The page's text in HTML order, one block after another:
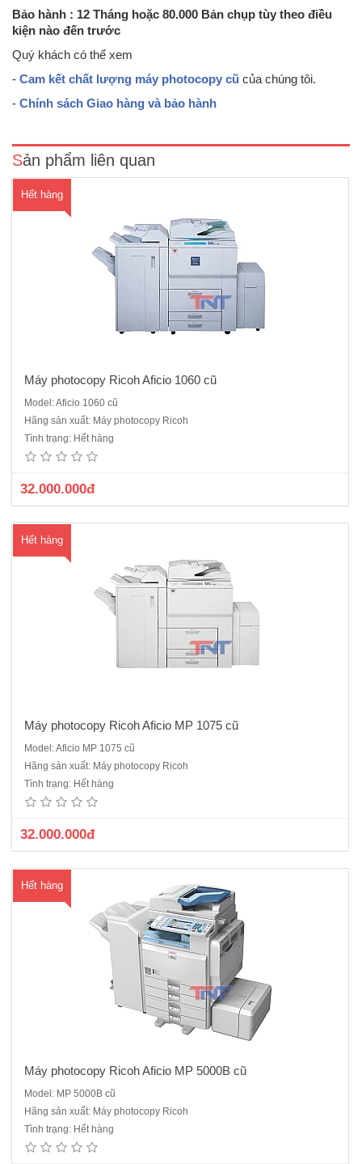
Bảo hành : 12 Tháng hoặc 80.000 Bản chụp tùy theo điều
kiện nào đến trước
Quý khách có thể xem
- Cam kết chất lượng máy photocopy cũ của chúng tôi.
- Chính sách Giao hàng và bảo hành
Sản phẩm liên quan
Hết hàng
rất cao, 60 bản/ phút. Đây dòng máy công nghiệp, có công suất lớn,
chuyên dùng cho các dịch vụ photocopy và những công ty có số
Máy photocopy Ricoh Aficio 1060 cũ
Model: Aficio 1060 cũ
Hãng sản xuất: Máy photocopy Ricoh
Tình trạng: Hết hàng
32.000.000đ
Hết hàng
Máy photocopy Ricoh Aficio 1075 sản xuất năm 2009- 2010Tốc độ
sao chụp : 75 bản/phútBộ tự động nạp và đảo 2 mặt bản gốc
(ARDF)Bộ tự động đảo mặt bản sao (Duplex)Khổ giấy sao chụp tối đa
: A3Khay giấy vào : 2 x 1.550 tờ, 2 khay x 550 tờKhay giấy..
Máy photocopy Ricoh Aficio MP 1075 cũ
Model: Aficio MP 1075 cũ
Hãng sản xuất: Máy photocopy Ricoh
Tình trạng: Hết hàng
32.000.000đ
Hết hàng
Máy photocopy Ricoh Aficio MP 5000B cũ sản xuất năm 2011-
2012Tốc độ sao chụp/ in: 50 bản/phútChức năng: Copy + In mạng +
Scan đen trắng qua mạng.Chức năng đảo 2 mặt bản sao tự động.Bộ
nạp và đảo 2 mặt bản gốc tự động (ARDF)Khổ giấy sao chụp tối..
Máy photocopy Ricoh Aficio MP 5000B cũ
Model: MP 5000B cũ
Hãng sản xuất: Máy photocopy Ricoh
Tình trạng: Hết hàng
Máy photocopy Ricoh Aficio MP 7500 cũ sản xuất năm 2011- 2012
mới 90%Cấu hình chuẩn: Copy, in mạng, scan đen trắng Bộ tự động
nạp và đảo bản gốc (ARDF).Bộ tự động đảo 2 mặt (Duplexing). Tốc độ
sao chụp 75 tờ/phút. Khổ sao chụp: A3-A5. ..